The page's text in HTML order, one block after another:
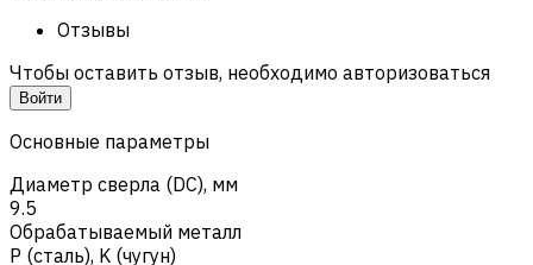
Отзывы
Чтобы оставить отзыв, необходимо авторизоваться
Войти
Основные параметры
Диаметр сверла (DC), мм
9.5
Обрабатываемый металл
Р (сталь), K (чугун)